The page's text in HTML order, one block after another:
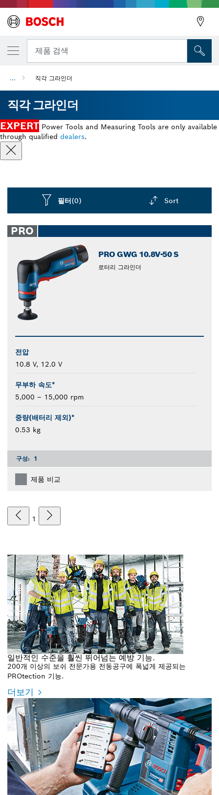
제품 검색
... 직각 그라인더
직각 그라인더
EXPERT Power Tools and Measuring Tools are only available
through qualified dealers.
필터(0) Sort
closed
PRO
PRO GWG 10.8V-50 S
로터리 그라인더
전압
10.8 V, 12.0 V
무부하 속도*
5,000 – 15,000 rpm
중량(배터리 제외)*
0.53 kg
구성: 1
제품 비교
1
일반적인 수준을 훨씬 뛰어넘는 예방 기능.
200개 이상의 보쉬 전문가용 전동공구에 폭넓게 제공되는
PROtection 기능.
더보기